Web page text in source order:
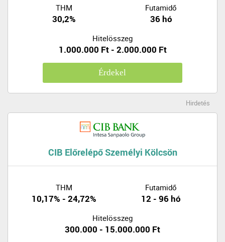
THM
30,2%
Futamidő
36 hó
Hitelösszeg
1.000.000 Ft - 2.000.000 Ft
Érdekel
Hirdetés
CIB Előrelépő Személyi Kölcsön
THM
10,17% - 24,72%
Futamidő
12 - 96 hó
Hitelösszeg
300.000 - 15.000.000 Ft